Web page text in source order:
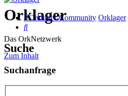
Orklager
Das OrkNetzwerk
Zum Inhalt
Orklager-Community Orklager
Suche
Suche
Suchanfrage